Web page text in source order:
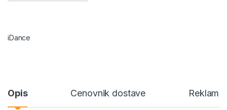
iDance
Opis Cenovnik dostave